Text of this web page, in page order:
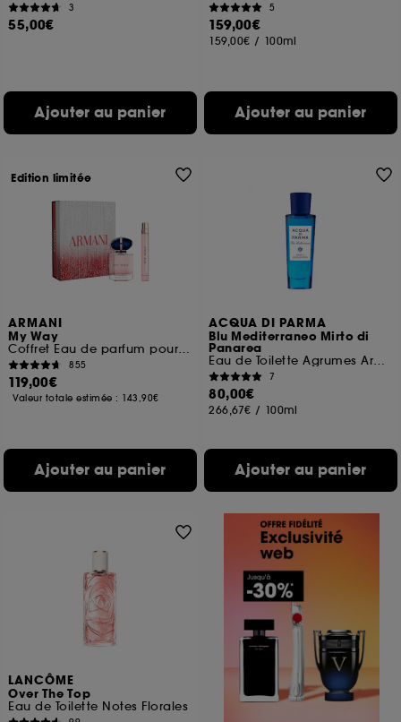
3
55,00€
Ajouter au panier
5
159,00€
159,00€ / 100ml
Ajouter au panier
ARMANI
My Way
Coffret Eau de parfum pour femme
855
119,00€
Valeur totale estimée : 143,90€
Ajouter au panier
Edition limitée
ACQUA DI PARMA
Blu Mediterraneo Mirto di
Panarea
Eau de Toilette Agrumes Aromatiques
7
80,00€
266,67€ / 100ml
Ajouter au panier
LANCÔME
Over The Top
Eau de Toilette Notes Florales